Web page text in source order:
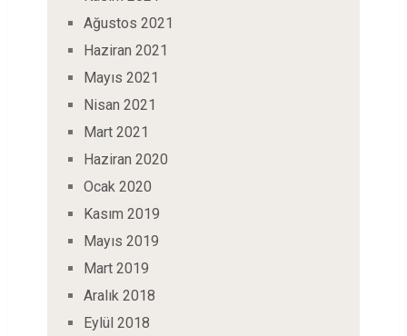
Ağustos 2021
Haziran 2021
Mayıs 2021
Nisan 2021
Mart 2021
Haziran 2020
Ocak 2020
Kasım 2019
Mayıs 2019
Mart 2019
Aralık 2018
Eylül 2018